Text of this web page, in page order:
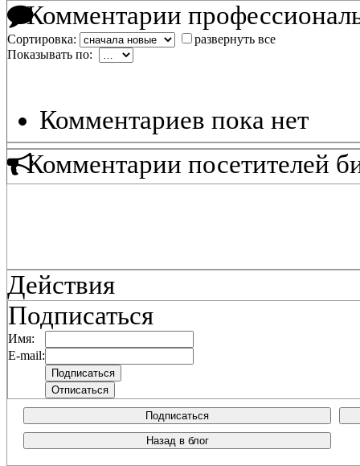
Комментарии
Сортировка:
развернуть все
Показывать по:
Комментариев пока нет
Комментарии посетителей
Действия
Подписаться
Имя:
E-mail:
Подписаться
Назад в блог